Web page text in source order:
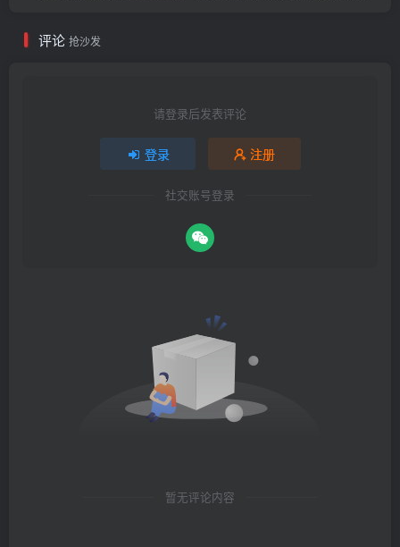
评论 抢沙发
请登录后发表评论
登录 注册
社交账号登录
暂无评论内容